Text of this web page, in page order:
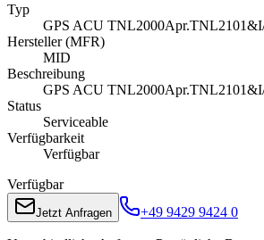
Typ
GPS ACU
Hersteller (MFR)
MID
Beschreibung
GPS ACU
Status
Serviceable
Verfügbarkeit
Verfügbar
Verfügbar
Jetzt Anfragen +49 9429 9424 0